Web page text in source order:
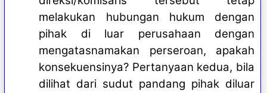
melakukan hubungan hukum dengan
pihak di luar perusahaan dengan
mengatasnamakan perseroan, apakah
konsekuensinya? Pertanyaan kedua, bila
dilihat dari sudut pandang pihak diluar